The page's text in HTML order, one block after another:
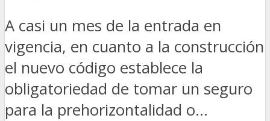
A casi un mes de la entrada en
vigencia, en cuanto a la construcción
el nuevo código establece la
obligatoriedad de tomar un seguro
para la prehorizontalidad o...